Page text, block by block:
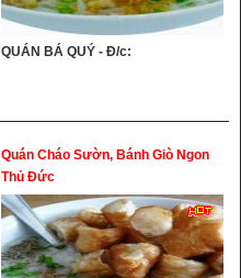
QUÁN BÁ QUÝ - Đ/c:
Quán Cháo Sườn, Bánh Giò Ngon
Thủ Đức